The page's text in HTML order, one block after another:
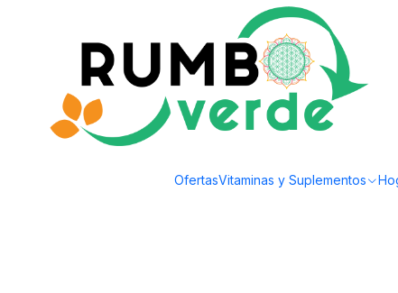
OfertasVitaminas y Suplementos
Envío gratis por compras sobre los 59.990 en la provincia de Santiago
Alimentos Naturales Fermentados B Organics-Vinagre de Sidra